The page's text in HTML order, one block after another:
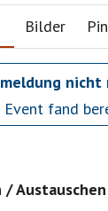
Bilder
nicht
Event fand
/